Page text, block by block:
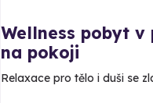
Wellness pobyt v
na pokoji
Relaxace pro tělo i duši se